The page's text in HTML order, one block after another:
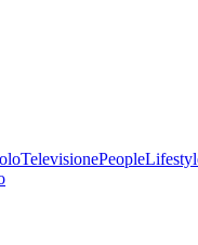
TelevisionePeople